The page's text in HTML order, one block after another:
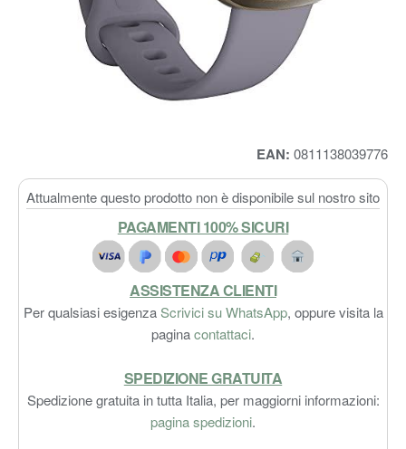
EAN: 0811138039776
Attualmente questo prodotto non è disponibile sul nostro sito
PAGAMENTI 100% SICURI
ASSISTENZA CLIENTI
Per qualsiasi esigenzaScrivici su WhatsApp, oppure visita la
paginacontattaci.
SPEDIZIONE GRATUITA
Spedizione gratuita in tutta Italia, per maggiorni informazioni:
pagina spedizioni.